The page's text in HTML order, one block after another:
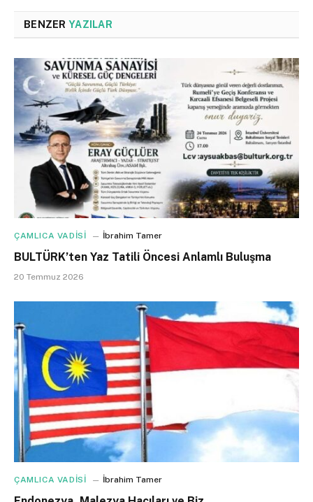
BENZER YAZILAR
ÇAMLICA VADİSİ İbrahim Tamer
BULTÜRK’ten Yaz Tatili Öncesi Anlamlı Buluşma
20 Temmuz 2026
ÇAMLICA VADİSİ İbrahim Tamer